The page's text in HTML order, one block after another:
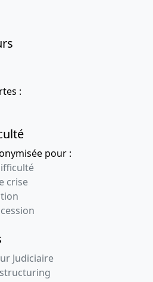
:
pour :
crise
Judiciaire